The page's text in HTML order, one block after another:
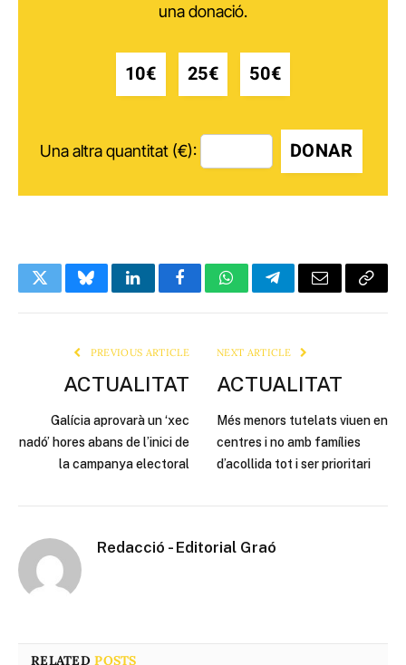
una donació.
10€ 25€ 50€
Una altra quantitat (€): DONAR
TwitterBlueskyLinkedInFacebookWhatsAppTelegramEmail Copy
PREVIOUS ARTICLE
ACTUALITAT
Galícia aprovarà un ‘xec
nadó’ hores abans de l’inici de
la campanya electoral
NEXT ARTICLE
ACTUALITAT
Més menors tutelats viuen en
centres i no amb famílies
d’acollida tot i ser prioritari
Redacció - Editorial Graó
RELATEDPOSTS